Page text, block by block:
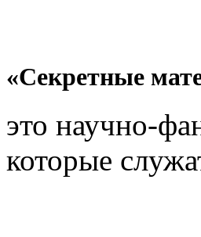
«Секретные
это научно-
которые